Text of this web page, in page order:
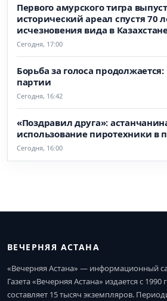
Первого амурского тигра
исторический ареал спустя 70
исчезновения вида в
Сегодня, 17:00
Борьба за голоса
партии
Сегодня, 16:42
«Поздравил друга»:
использование пиротехники в
Сегодня, 16:00
ВЕЧЕРНЯЯ АСТАНА
«Вечерняя Астана» — информационный
Газета «Вечерняя Астана» издается с 1990
составляет 15 тысяч экземпляров.